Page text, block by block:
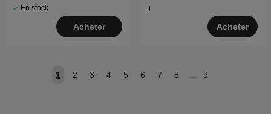
En stock
Acheter
j
Acheter
1 2 3 4 5 6 7 8 .. 9